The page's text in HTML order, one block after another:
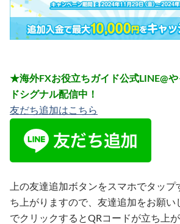
★海外FXお役立ちガイド公式LINE@
ドシグナル配信中！
友だち追加はこちら
上の友達追加ボタンをスマホでタップ
ち上がりますので、友達追加をお願い
でクリックするとQRコードが立ち上